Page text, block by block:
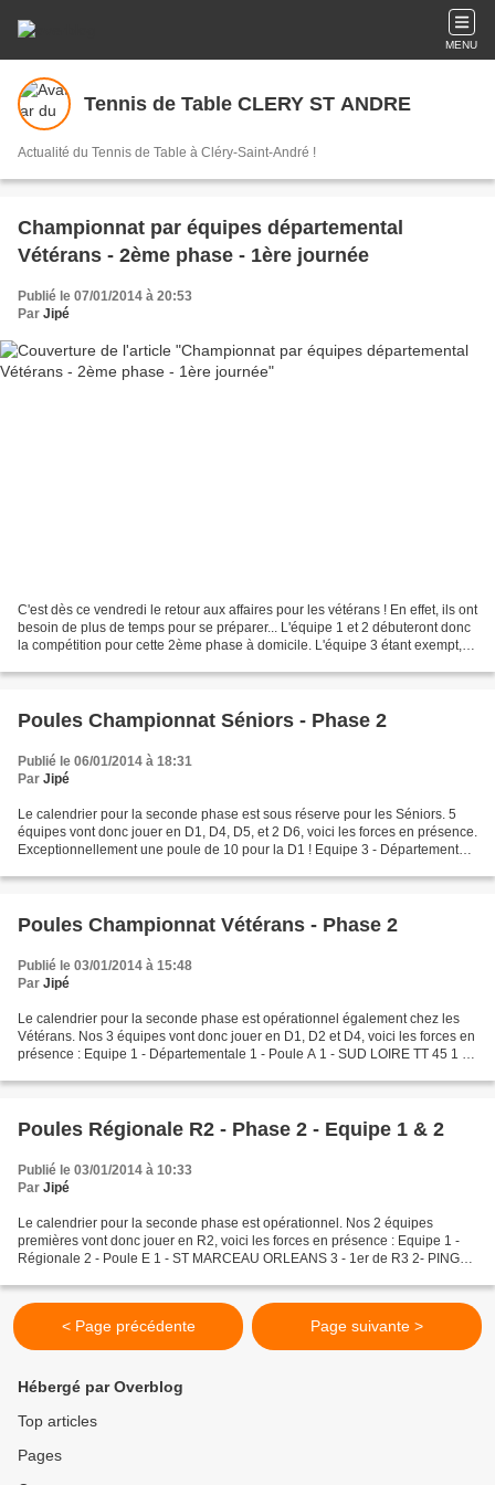
MENU
Tennis de Table CLERY ST ANDRE
Actualité du Tennis de Table à Cléry-Saint-André !
Championnat par équipes départemental
Vétérans - 2ème phase - 1ère journée
Publié le 07/01/2014 à 20:53
Par Jipé
C'est dès ce vendredi le retour aux affaires pour les vétérans ! En effet, ils ont
besoin de plus de temps pour se préparer... L'équipe 1 et 2 débuteront donc
la compétition pour cette 2ème phase à domicile. L'équipe 3 étant exempt,
Poules Championnat Séniors - Phase 2
Publié le 06/01/2014 à 18:31
Par Jipé
Le calendrier pour la seconde phase est sous réserve pour les Séniors. 5
équipes vont donc jouer en D1, D4, D5, et 2 D6, voici les forces en présence.
Exceptionnellement une poule de 10 pour la D1 ! Equipe 3 - Départementale
Poules Championnat Vétérans - Phase 2
Publié le 03/01/2014 à 15:48
Par Jipé
Le calendrier pour la seconde phase est opérationnel également chez les
Vétérans. Nos 3 équipes vont donc jouer en D1, D2 et D4, voici les forces en
présence : Equipe 1 - Départementale 1 - Poule A 1 - SUD LOIRE TT 45 1 -
Poules Régionale R2 - Phase 2 - Equipe 1 & 2
Publié le 03/01/2014 à 10:33
Par Jipé
Le calendrier pour la seconde phase est opérationnel. Nos 2 équipes
premières vont donc jouer en R2, voici les forces en présence : Equipe 1 -
Régionale 2 - Poule E 1 - ST MARCEAU ORLEANS 3 - 1er de R3 2- PING
< Page précédente Page suivante >
Hébergé par Overblog
Top articles
Pages